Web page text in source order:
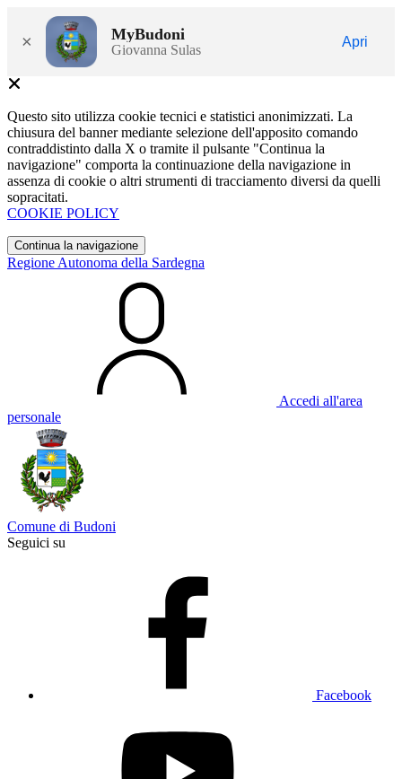
× MyBudoni
Giovanna Sulas
Apri
Questo sito utilizza cookie tecnici e statistici anonimizzati. La
chiusura del banner mediante selezione dell'apposito comando
contraddistinto dalla X o tramite il pulsante "Continua la
navigazione" comporta la continuazione della navigazione in
assenza di cookie o altri strumenti di tracciamento diversi da quelli
sopracitati.
COOKIE POLICY
Continua la navigazione
Regione Autonoma della Sardegna
Accedi all'area
personale
Comune di Budoni
Seguici su
Facebook